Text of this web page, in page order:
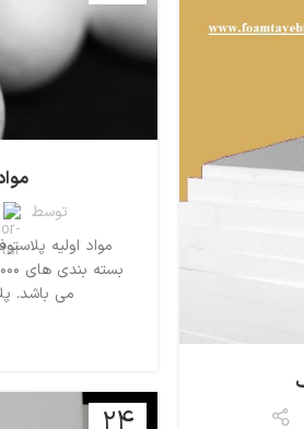
توسط
مواد اولیه
می باشد.